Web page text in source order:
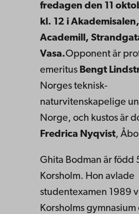
fredagen den 11
kl. 12 i Akademisalen,
Academill,
Vasa.Opponent är
emeritus Bengt
Norges teknisk-
naturvitenskapelige
Norge, och kustos är
Fredrica Nyqvist,
Ghita Bodman är född
Korsholm. Hon avlade
studentexamen 1989
Korsholms gymnasium